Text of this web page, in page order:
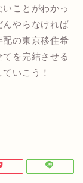
ことがわかっ
やらなければ
の東京移住希
を完結させる
いこう！